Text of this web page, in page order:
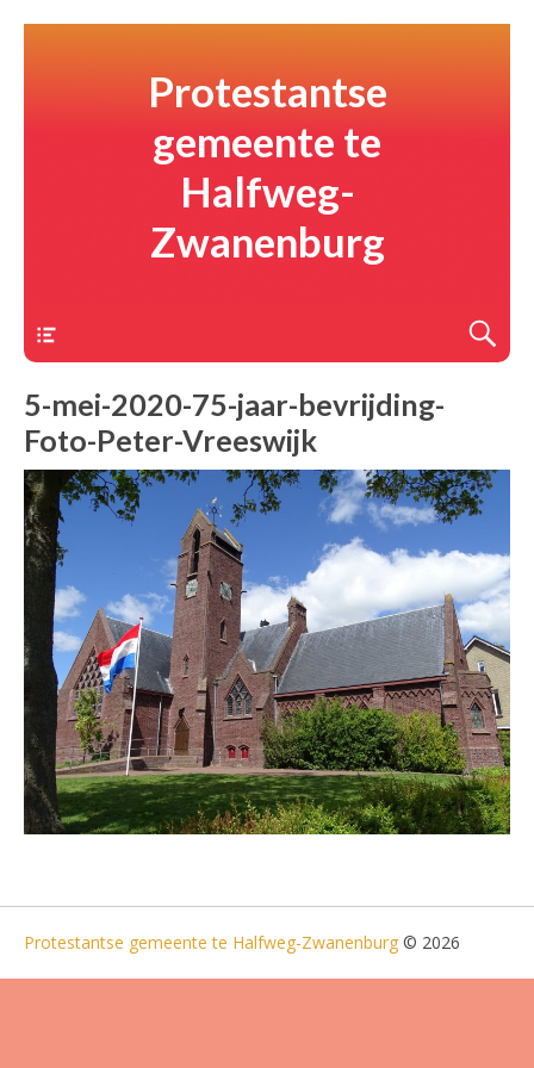
Protestantse
gemeente te
Halfweg-
Zwanenburg
5-mei-2020-75-jaar-bevrijding-
Foto-Peter-Vreeswijk
Protestantse gemeente te Halfweg-Zwanenburg © 2026